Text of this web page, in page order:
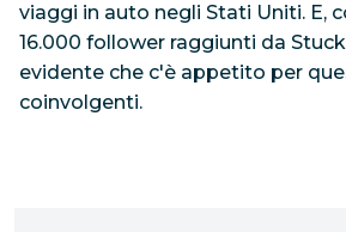
viaggi in auto negli Stati Uniti. E,
16.000 follower raggiunti da
evidente che c'è appetito per
coinvolgenti.